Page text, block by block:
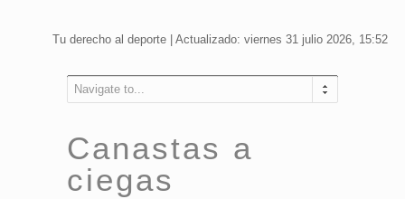
Tu derecho al deporte | Actualizado: viernes 31 julio 2026, 15:52
Navigate to...
Canastas a
ciegas